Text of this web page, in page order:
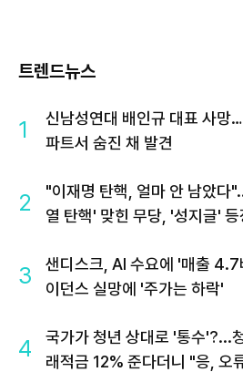
트렌드뉴스
1
신남성연대 배인규 대표 사망
파트서 숨진 채 발견
2
"이재명 탄핵, 얼마 안 남았다
열 탄핵' 맞힌 무당, '성지글' 등
3
샌디스크, AI 수요에 '매출
이던스 실망에 '주가는 하락'
4
국가가 청년 상대로 '통수'?...
래적금 12% 준다더니 "응, 오